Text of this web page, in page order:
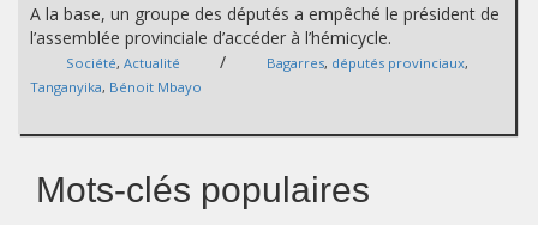
A la base, un groupe des députés a empêché le président de
l’assemblée provinciale d’accéder à l’hémicycle.
Société, Actualité / Bagarres, députés provinciaux,
Tanganyika, Bénoit Mbayo
Mots-clés populaires